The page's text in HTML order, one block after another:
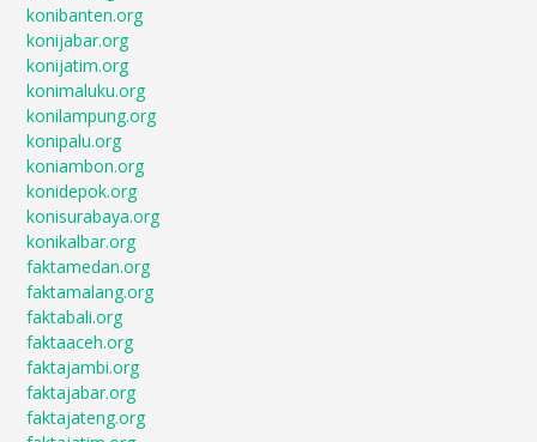
konibanten.org
konijabar.org
konijatim.org
konimaluku.org
konilampung.org
konipalu.org
koniambon.org
konidepok.org
konisurabaya.org
konikalbar.org
faktamedan.org
faktamalang.org
faktabali.org
faktaaceh.org
faktajambi.org
faktajabar.org
faktajateng.org